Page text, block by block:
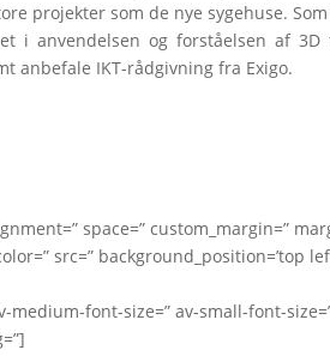
projekter som de nye sygehuse.
i anvendelsen og forståelsen af
anbefale IKT-rådgivning fra Exigo.
space=” custom_margin=”
src=” background_position=’top
medium-font-size=” av-small-font-